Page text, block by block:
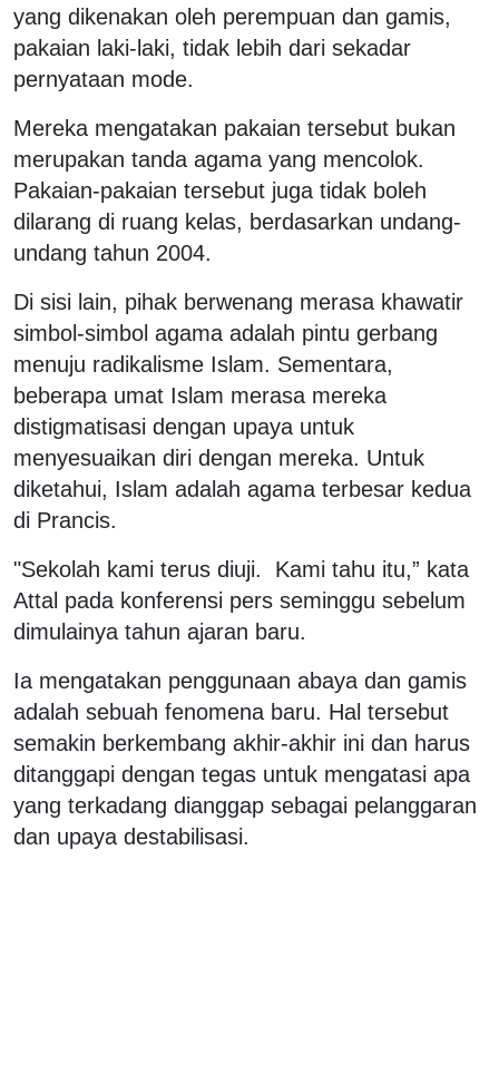
yang dikenakan oleh perempuan dan gamis,
pakaian laki-laki, tidak lebih dari sekadar
pernyataan mode.
Mereka mengatakan pakaian tersebut bukan
merupakan tanda agama yang mencolok.
Pakaian-pakaian tersebut juga tidak boleh
dilarang di ruang kelas, berdasarkan undang-
undang tahun 2004.
Di sisi lain, pihak berwenang merasa khawatir
simbol-simbol agama adalah pintu gerbang
menuju radikalisme Islam. Sementara,
beberapa umat Islam merasa mereka
distigmatisasi dengan upaya untuk
menyesuaikan diri dengan mereka. Untuk
diketahui, Islam adalah agama terbesar kedua
di Prancis.
"Sekolah kami terus diuji. Kami tahu itu,” kata
Attal pada konferensi pers seminggu sebelum
dimulainya tahun ajaran baru.
Ia mengatakan penggunaan abaya dan gamis
adalah sebuah fenomena baru. Hal tersebut
semakin berkembang akhir-akhir ini dan harus
ditanggapi dengan tegas untuk mengatasi apa
yang terkadang dianggap sebagai pelanggaran
dan upaya destabilisasi.